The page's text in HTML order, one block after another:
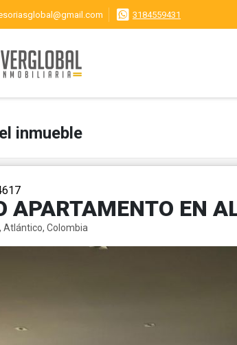
3184559431
inmueble
APARTAMENTO EN
Atlántico, Colombia